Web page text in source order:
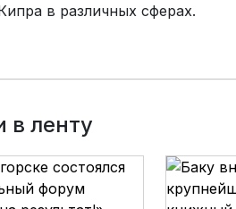
в различных сферах.
в ленту